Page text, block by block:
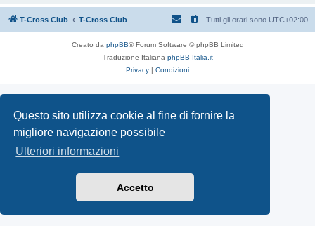
Questo sito utilizza cookie al fine di fornire la
migliore navigazione possibile
Ulteriori informazioni
Accetto
T-Cross Club T-Cross Club Tutti gli orari sono UTC+02:00
Creato da phpBB® Forum Software © phpBB Limited
Traduzione Italiana phpBB-Italia.it
Privacy | Condizioni